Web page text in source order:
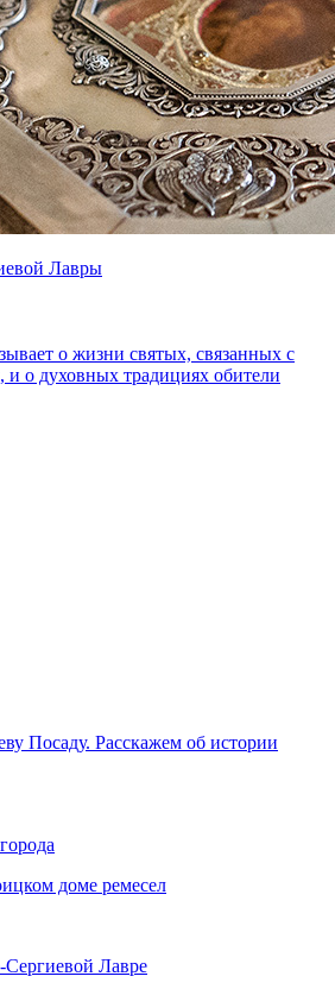
Лавры
о жизни святых, связанных с
о духовных традициях обители